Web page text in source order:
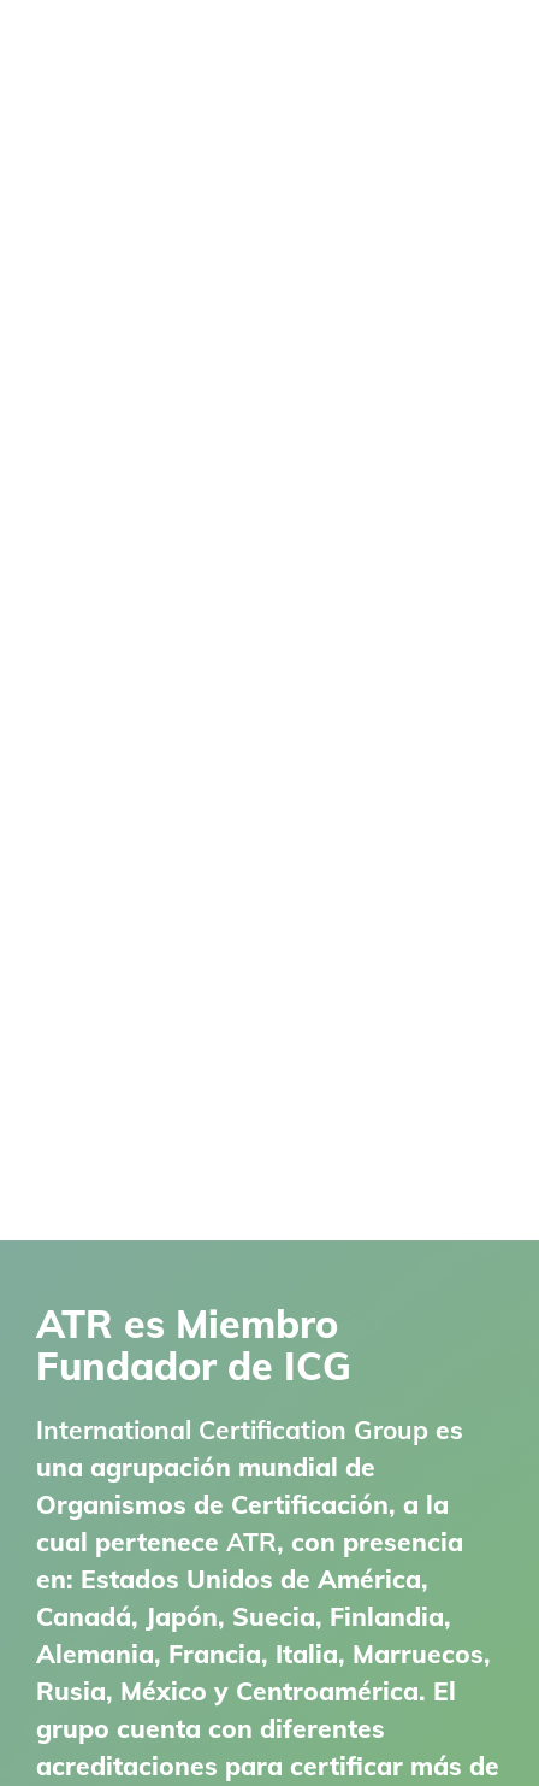
ATR es Miembro
Fundador de ICG
International Certification Group es
una agrupación mundial de
Organismos de Certificación, a la
cual pertenece ATR, con presencia
en: Estados Unidos de América,
Canadá, Japón, Suecia, Finlandia,
Alemania, Francia, Italia, Marruecos,
Rusia, México y Centroamérica. El
grupo cuenta con diferentes
acreditaciones para certificar más de